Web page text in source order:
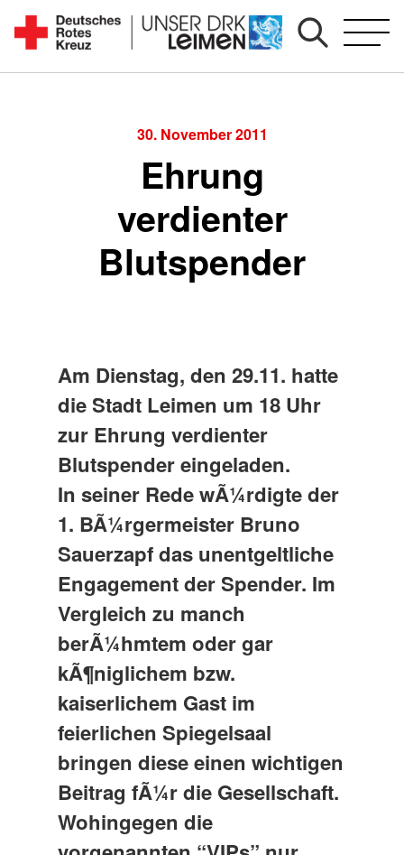
Zum
Inhalt
springen
1892
30. November 2011
Ehrung
verdienter
Blutspender
Am Dienstag, den 29.11. hatte
die Stadt Leimen um 18 Uhr
zur Ehrung verdienter
Blutspender eingeladen.
In seiner Rede wÃ¼rdigte der
1. BÃ¼rgermeister Bruno
Sauerzapf das unentgeltliche
Engagement der Spender. Im
Vergleich zu manch
berÃ¼hmtem oder gar
kÃ¶niglichem bzw.
kaiserlichem Gast im
feierlichen Spiegelsaal
bringen diese einen wichtigen
Beitrag fÃ¼r die Gesellschaft.
Wohingegen die